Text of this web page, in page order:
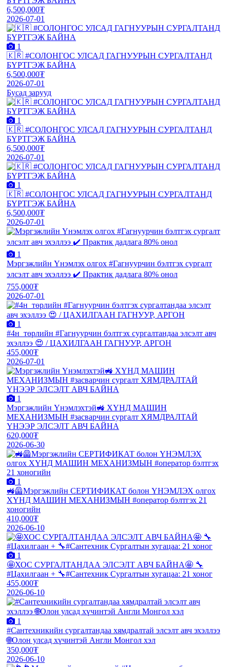
6,500,000₮
2026-07-01
1
🇰🇷 #СОЛОНГОС УЛСАД ГАГНУУРЫН СУРГАЛТАНД
БҮРТГЭЖ БАЙНА
6,500,000₮
2026-07-01
Бусад зарууд
1
🇰🇷 #СОЛОНГОС УЛСАД ГАГНУУРЫН СУРГАЛТАНД
БҮРТГЭЖ БАЙНА
6,500,000₮
2026-07-01
1
🇰🇷 #СОЛОНГОС УЛСАД ГАГНУУРЫН СУРГАЛТАНД
БҮРТГЭЖ БАЙНА
6,500,000₮
2026-07-01
1
Мэргэжлийн Үнэмлэх олгох #Гагнуурчин бэлтгэх сургалт
элсэлт авч эхэллээ ✔️ Практик дадлага 80% онол
755,000₮
2026-07-01
1
#4н_төрлийн #Гагнуурчин бэлтгэх сургалтандаа элсэлт авч
эхэллээ 😍 / ЦАХИЛГААН ГАГНУУР, АРГОН
455,000₮
2026-07-01
1
Мэргэжлийн Үнэмлэхтэй🚜 ХҮНД МАШИН
МЕХАНИЗМЫН #засварчин сургалт ХЯМДРАЛТАЙ
ҮНЭЭР ЭЛСЭЛТ АВЧ БАЙНА
620,000₮
2026-06-30
1
🚜🦺Мэргэжлийн СЕРТИФИКАТ болон ҮНЭМЛЭХ олгох
ХҮНД МАШИН МЕХАНИЗМЫН #оператор бэлтгэх 21
хоногийн
410,000₮
2026-06-10
1
🤩ХОС СУРГАЛТАНДАА ЭЛСЭЛТ АВЧ БАЙНА🤩 🔧
#Цахилгаан + 🔧#Сантехник Сургалтын хугацаа: 21 хоног
455,000₮
2026-06-10
1
#Сантехникийн сургалтандаа хямдралтай элсэлт авч эхэллээ
🌐Олон улсад хүчинтэй Англи Монгол хэл
350,000₮
2026-06-10